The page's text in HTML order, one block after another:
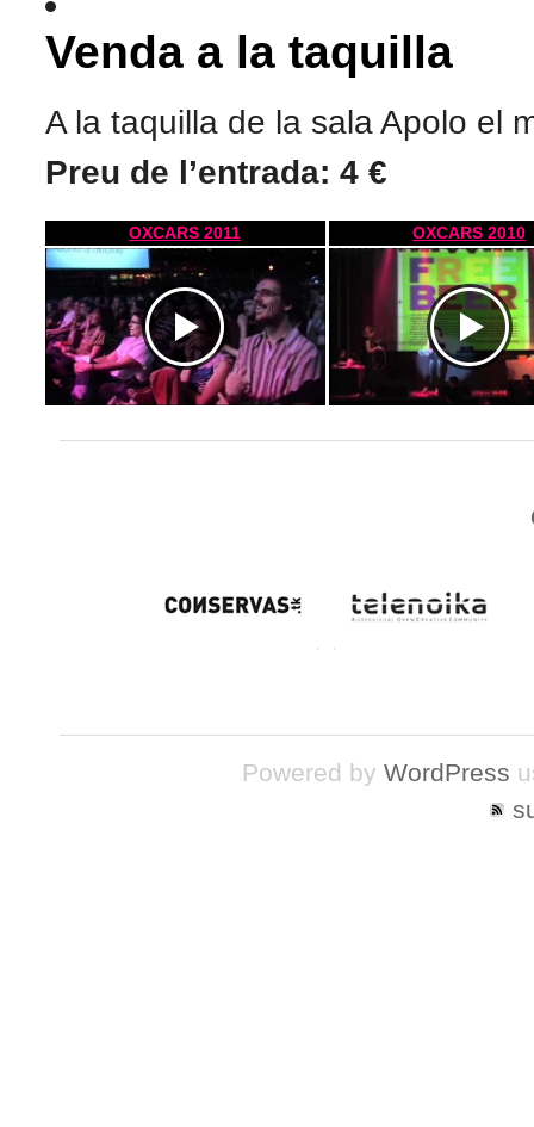
Venda a la taquilla
A la taquilla de la sala Apolo el
Preu de l’entrada: 4 €
OXCARS 2011
https://www.youtube.com/watch?
v=4af4M05vtkM
OXCARS 2010
https://www.youtube.com/
v=xRFXm2Ge9vw
Powered byWordPress